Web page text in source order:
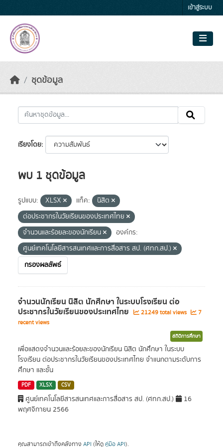
เข้าสู่ระบบ
ชุดข้อมูล
เรียงโดย
พบ 1 ชุดข้อมูล
รูปแบบ: XLSX แท็ค:
นิสิต
ต่อประชากรในวัยเรียนของประเทศไทย
จำนวนและร้อยละของนักเรียน
องค์กร:
ศูนย์เทคโนโลยีสารสนเทศและการสื่อสาร สป. (ศทก.สป.)
กรองผลลัพธ์
จำนวนนักเรียน นิสิต นักศึกษา ในระบบโรงเรียน ต่อ
ประชากรในวัยเรียนของประเทศไทย 21249 total views
7
recent views
สถิติการศึกษา
เพื่อแสดงจำนวนและร้อยละของนักเรียน นิสิต นักศึกษา ในระบบ
โรงเรียน ต่อประชากรในวัยเรียนของประเทศไทย จำแนกตามระดับการ
ศึกษา และชั้น
PDF XLSX CSV
ศูนย์เทคโนโลยีสารสนเทศและการสื่อสาร สป. (ศทก.สป.)
16
พฤศจิกายน 2566
คุณสามารถเข้าถึงคลังทาง API (ให้ดู คู่มือ API).